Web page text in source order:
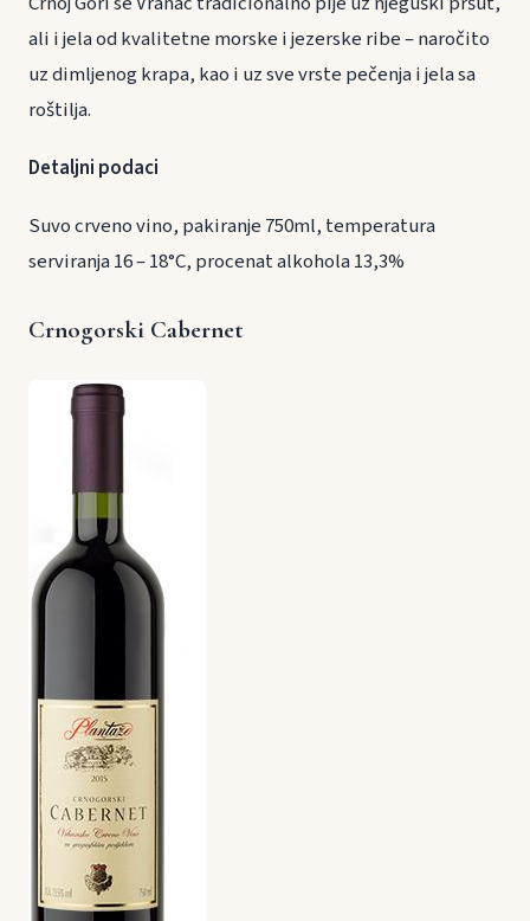
ali i jela od kvalitetne morske i jezerske ribe – naročito
uz dimljenog krapa, kao i uz sve vrste pečenja i jela sa
roštilja.
Detaljni podaci
Suvo crveno vino, pakiranje 750ml, temperatura
serviranja 16 – 18°C, procenat alkohola 13,3%
Crnogorski Cabernet